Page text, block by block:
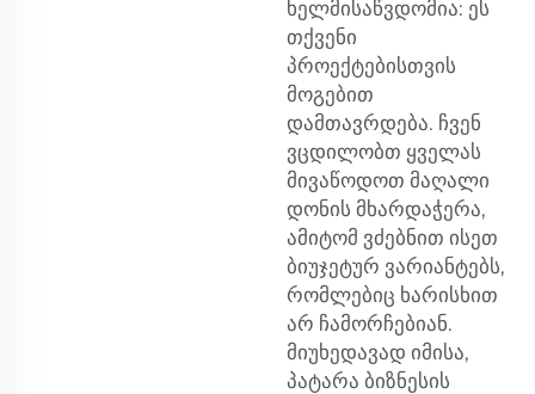
ხელმისაწვდომია: ეს
თქვენი
პროექტებისთვის
მოგებით
დამთავრდება. ჩვენ
ვცდილობთ ყველას
მივაწოდოთ მაღალი
დონის მხარდაჭერა,
ამიტომ ვძებნით ისეთ
ბიუჯეტურ ვარიანტებს,
რომლებიც ხარისხით
არ ჩამორჩებიან.
მიუხედავად იმისა,
პატარა ბიზნესის